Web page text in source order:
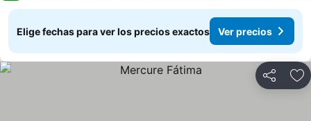
Elige fechas para ver los precios exactos Ver precios
Compartir